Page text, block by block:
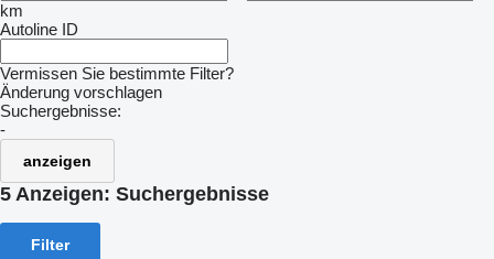
km
Autoline ID
Vermissen Sie bestimmte Filter?
Änderung vorschlagen
Suchergebnisse:
-
anzeigen
5 Anzeigen: Suchergebnisse
Filter